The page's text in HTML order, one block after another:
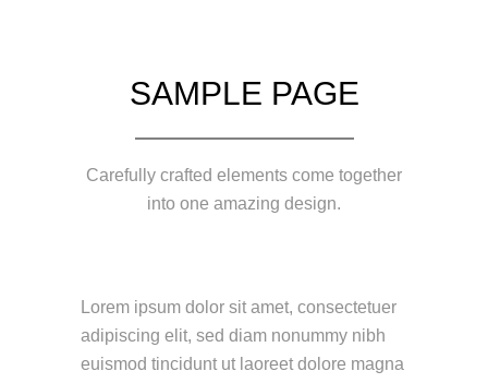
SAMPLE PAGE
Carefully crafted elements come together
into one amazing design.
Lorem ipsum dolor sit amet, consectetuer
adipiscing elit, sed diam nonummy nibh
euismod tincidunt ut laoreet dolore magna